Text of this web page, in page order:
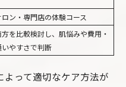
ロン・専門店の体験コース
方を比較検討し、肌悩みや費用・
いやすさで判断
って適切なケア方法が